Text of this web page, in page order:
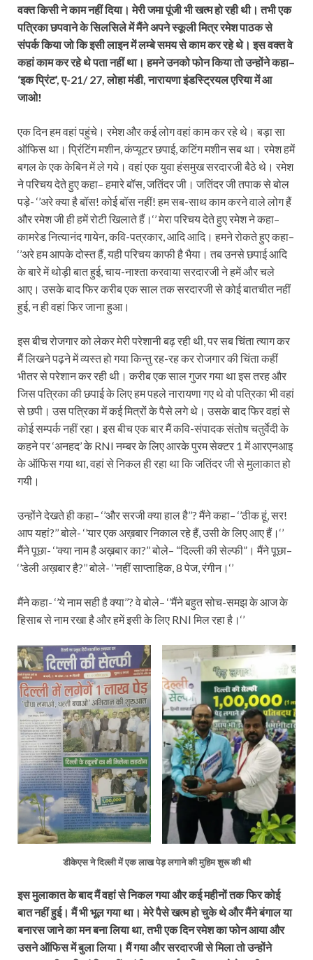
वक्त किसी ने काम नहीं दिया। मेरी जमा पूंजी भी खत्म हो रही थी। तभी एक
पत्रिका छपवाने के सिलसिले में मैंने अपने स्कूली मित्र रमेश पाठक से
संपर्क किया जो कि इसी लाइन में लम्बे समय से काम कर रहे थे। इस वक्त वे
कहां काम कर रहे थे पता नहीं था। हमने उनको फोन किया तो उन्होंने कहा–
‘इक प्रिंट’, ए-21/ 27, लोहा मंडी, नारायणा इंडस्ट्रियल एरिया में आ
जाओ!
एक दिन हम वहां पहुंचे। रमेश और कई लोग वहां काम कर रहे थे। बड़ा सा
ऑफिस था। प्रिंटिंग मशीन, कंप्यूटर छपाई, कटिंग मशीन सब था। रमेश हमें
बगल के एक केबिन में ले गये। वहां एक युवा हंसमुख सरदारजी बैठे थे। रमेश
ने परिचय देते हुए कहा– हमारे बॉस, जतिंदर जी। जतिंदर जी तपाक से बोल
पड़े- ‘’अरे क्या है बॉस! कोई बॉस नहीं! हम सब-साथ काम करने वाले लोग हैं
और रमेश जी ही हमें रोटी खिलाते हैं।‘’ मेरा परिचय देते हुए रमेश ने कहा–
कामरेड नित्यानंद गायेन, कवि-पत्रकार, आदि आदि। हमने रोकते हुए कहा–
‘’अरे हम आपके दोस्त हैं, यही परिचय काफी है भैया। तब उनसे छपाई आदि
के बारे में थोड़ी बात हुई, चाय-नाश्ता करवाया सरदारजी ने हमें और चले
आए। उसके बाद फिर करीब एक साल तक सरदारजी से कोई बातचीत नहीं
हुई, न ही वहां फिर जाना हुआ।
इस बीच रोजगार को लेकर मेरी परेशानी बढ़ रही थी, पर सब चिंता त्याग कर
मैं लिखने पढ़ने में व्यस्त हो गया किन्तु रह-रह कर रोजगार की चिंता कहीं
भीतर से परेशान कर रही थी। करीब एक साल गुजर गया था इस तरह और
जिस पत्रिका की छपाई के लिए हम पहले नारायणा गए थे वो पत्रिका भी वहां
से छपी। उस पत्रिका में कई मित्रों के पैसे लगे थे। उसके बाद फिर वहां से
कोई सम्पर्क नहीं रहा। इस बीच एक बार मैं कवि-संपादक संतोष चतुर्वेदी के
कहने पर ‘अनहद’ के RNI नम्बर के लिए आरके पुरम सेक्टर 1 में आरएनआइ
के ऑफिस गया था, वहां से निकल ही रहा था कि जतिंदर जी से मुलाकात हो
गयी।
उन्होंने देखते ही कहा– ‘’और सरजी क्या हाल है’’? मैंने कहा– ‘’ठीक हूं, सर!
आप यहां?’’ बोले- ‘’यार एक अख़बार निकाल रहे हैं, उसी के लिए आए हैं।‘’
मैंने पूछा- ‘’क्या नाम है अख़बार का?’’ बोले– “दिल्ली की सेल्फी”। मैंने पूछा–
‘’डेली अख़बार है?’’ बोले- ‘’नहीं साप्ताहिक, 8 पेज, रंगीन।‘’
मैंने कहा- ‘’ये नाम सही है क्या’’? वे बोले– ‘’मैंने बहुत सोच-समझ के आज के
हिसाब से नाम रखा है और हमें इसी के लिए RNI मिल रहा है।‘’
डीकेएस ने दिल्ली में एक लाख पेड़ लगाने की मुहिम शुरू की थी
इस मुलाकात के बाद मैं वहां से निकल गया और कई महीनों तक फिर कोई
बात नहीं हुई। मैं भी भूल गया था। मेरे पैसे खत्म हो चुके थे और मैंने बंगाल या
बनारस जाने का मन बना लिया था, तभी एक दिन रमेश का फोन आया और
उसने ऑफिस में बुला लिया। मैं गया और सरदारजी से मिला तो उन्होंने